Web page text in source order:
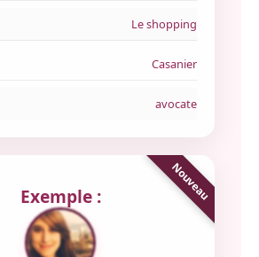
Le shopping
Casanier
avocate
Exemple :